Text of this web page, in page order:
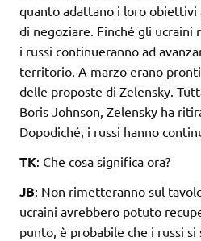
quanto adattano i loro obiettivi
di negoziare. Finché gli ucraini
i russi continueranno ad
territorio. A marzo erano
delle proposte di Zelensky.
Boris Johnson, Zelensky ha
Dopodiché, i russi hanno
TK: Che cosa significa ora?
JB: Non rimetteranno sul
ucraini avrebbero potuto
punto, è probabile che i russi